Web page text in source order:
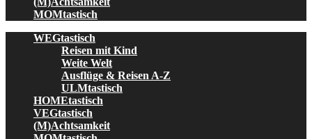
MOMtastisch
WEGtastisch
Reisen mit Kind
Weite Welt
Ausflüge & Reisen A-Z
ULMtastisch
HOMEtastisch
VEGtastisch
(M)Achtsamkeit